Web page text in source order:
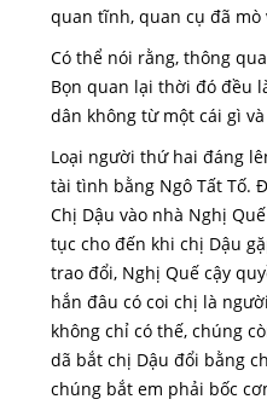
quan tĩnh, quan cụ đã
Có thể nói rằng, thông
Bọn quan lại thời đó đều
dân không từ một cái gì
Loại người thứ hai đáng
tài tình bằng Ngô Tất Tố.
Chị Dậu vào nhà Nghị
tục cho đến khi chị Dậu
trao đổi, Nghị Quế cậy
hắn đâu có coi chị là
không chỉ có thế, chúng
dã bắt chị Dậu đổi bằng
chúng bắt em phải bốc